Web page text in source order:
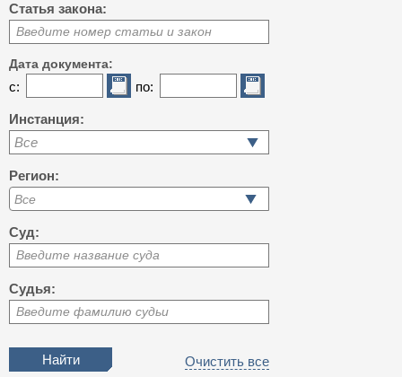
Статья закона:
Введите номер статьи и закон
Дата документа:
с: по:
Инстанция:
Все
Регион:
Суд:
Введите название суда
Судья:
Введите фамилию судьи
Очистить все